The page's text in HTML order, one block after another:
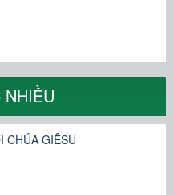
CHÚA GIÊSU